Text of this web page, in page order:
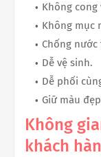
Không cong
Không mục
Chống nước
Dễ vệ sinh.
Dễ phối
Giữ màu
Không
khách